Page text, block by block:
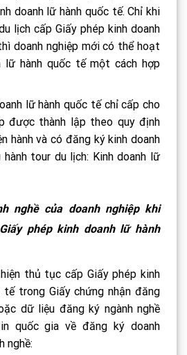
doanh lữ hành quốc tế. Chỉ khi
lịch cấp Giấy phép kinh doanh
doanh nghiệp mới có thể hoạt
lữ hành quốc tế một cách hợp
lữ hành quốc tế chỉ cấp cho
được thành lập theo quy định
hành và có đăng ký kinh doanh
hành tour du lịch: Kinh doanh lữ
nghề của doanh nghiệp khi
phép kinh doanh lữ hành
thủ tục cấp Giấy phép kinh
tế trong Giấy chứng nhận đăng
dữ liệu đăng ký ngành nghề
quốc gia về đăng ký doanh
nghề: